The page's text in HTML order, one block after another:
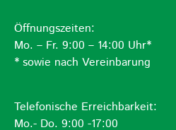
Öffnungszeiten:
Mo. – Fr. 9:00 – 14:00 Uhr*
* sowie nach Vereinbarung
Telefonische Erreichbarkeit:
Mo.- Do. 9:00 -17:00